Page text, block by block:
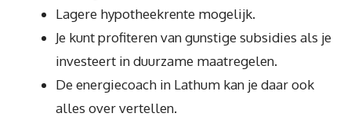
Lagere hypotheekrente mogelijk.
Je kunt profiteren van gunstige subsidies als je
investeert in duurzame maatregelen.
De energiecoach in Lathum kan je daar ook
alles over vertellen.